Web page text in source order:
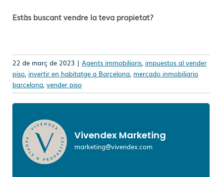
Estàs buscant vendre la teva propietat?
22 de març de 2023 | Agents immobiliaris, impuestos al vender
piso, invertir en habitatge a Barcelona, mercado inmobiliario
barcelona, vender piso
Vivendex Marketing
marketing@vivendex.com